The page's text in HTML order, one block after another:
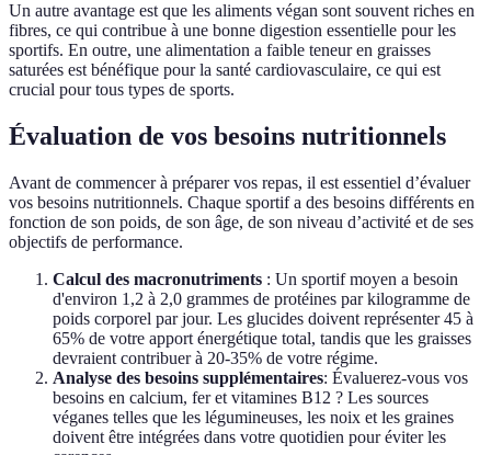
Un autre avantage est que les aliments végan sont souvent riches en
fibres, ce qui contribue à une bonne digestion essentielle pour les
sportifs. En outre, une alimentation a faible teneur en graisses
saturées est bénéfique pour la santé cardiovasculaire, ce qui est
crucial pour tous types de sports.
Évaluation de vos besoins nutritionnels
Avant de commencer à préparer vos repas, il est essentiel d’évaluer
vos besoins nutritionnels. Chaque sportif a des besoins différents en
fonction de son poids, de son âge, de son niveau d’activité et de ses
objectifs de performance.
Calcul des macronutriments : Un sportif moyen a besoin
d'environ 1,2 à 2,0 grammes de protéines par kilogramme de
poids corporel par jour. Les glucides doivent représenter 45 à
65% de votre apport énergétique total, tandis que les graisses
devraient contribuer à 20-35% de votre régime.
Analyse des besoins supplémentaires: Évaluerez-vous vos
besoins en calcium, fer et vitamines B12 ? Les sources
véganes telles que les légumineuses, les noix et les graines
doivent être intégrées dans votre quotidien pour éviter les